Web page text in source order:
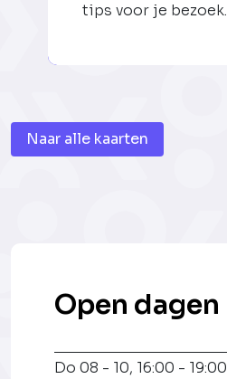
tips voor je bezoek.
Naar alle kaarten
Open dagen
Do 08 - 10, 16:00 - 19:00